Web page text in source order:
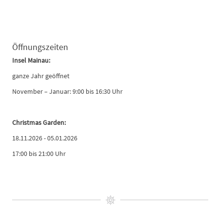
Öffnungszeiten
Insel Mainau:
ganze Jahr geöffnet
November – Januar: 9:00 bis 16:30 Uhr
Christmas Garden:
18.11.2026 - 05.01.2026
17:00 bis 21:00 Uhr